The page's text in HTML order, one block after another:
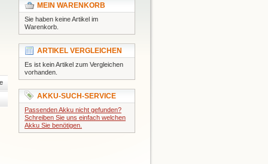
MEIN WARENKORB
Sie haben keine Artikel im
Warenkorb.
ARTIKEL VERGLEICHEN
Es ist kein Artikel zum Vergleichen
vorhanden.
AKKU-SUCH-SERVICE
Passenden Akku nicht gefunden?
Schreiben Sie uns einfach welchen
Akku Sie benötigen.